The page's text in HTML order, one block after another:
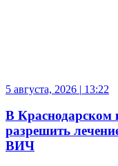
5 августа, 2026 | 13:22
В Краснодарском
разрешить
ВИЧ